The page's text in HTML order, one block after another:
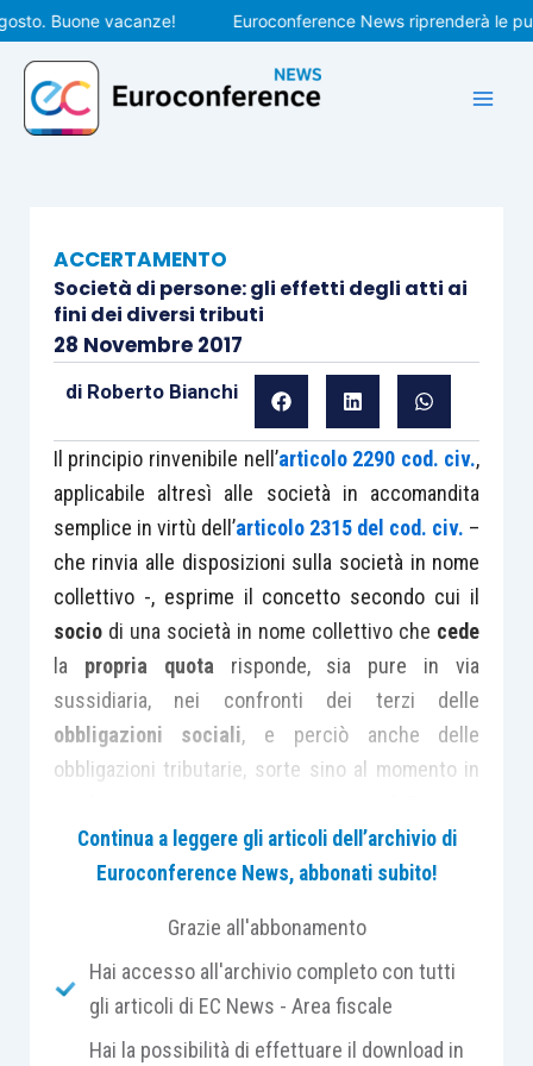
Vai
al
contenuto
vacanze! Euroconference News riprenderà le
ACCERTAMENTO
Società di persone: gli effetti degli atti ai
fini dei diversi tributi
28 Novembre 2017
di Roberto Bianchi
Il principio rinvenibile nell’articolo 2290 cod. civ.,
applicabile altresì alle società in accomandita
semplice in virtù dell’articolo 2315 del cod. civ. –
che rinvia alle disposizioni sulla società in nome
collettivo -, esprime il concetto secondo cui il
sociodi una società in nome collettivo che cede
la propria quota risponde, sia pure in via
sussidiaria, nei confronti dei terzi delle
obbligazioni sociali, e perciò anche delle
obbligazioni tributarie, sorte sino al momento in
delle imprese o fino al momento anteriore in cui il
terzo sia venuto a conoscenza della cessione
Commissione Tributaria Regionale di Roma
nella sentenza n. 345 del 25/01/2016 .
Nella sfera attinente le società di persone, il
Continua a leggere gli articoli dell’archivio di
Euroconference News, abbonati subito!
Grazie all'abbonamento
Hai accesso all'archivio completo con tutti
gli articoli di EC News - Area fiscale
Hai la possibilità di effettuare il download in